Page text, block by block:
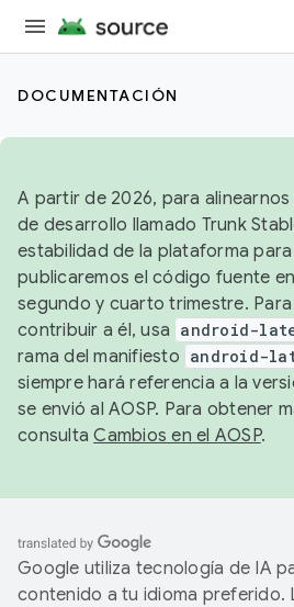
DOCUMENTACIÓN
A partir de 2026, para
de desarrollo llamado Trunk
estabilidad de la plataforma
publicaremos el código fuente en
segundo y cuarto trimestre.
contribuir a él, usa android-
rama del manifiesto android-
siempre hará referencia a la
se envió al AOSP. Para obtener
consultaCambios en el AOSP.
Google utiliza tecnología de IA
contenido a tu idioma preferido.